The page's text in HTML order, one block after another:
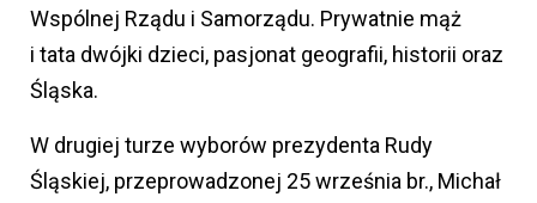
Wspólnej Rządu i Samorządu. Prywatnie mąż
i tata dwójki dzieci, pasjonat geografii, historii oraz
Śląska.
W drugiej turze wyborów prezydenta Rudy
Śląskiej, przeprowadzonej 25 września br., Michał